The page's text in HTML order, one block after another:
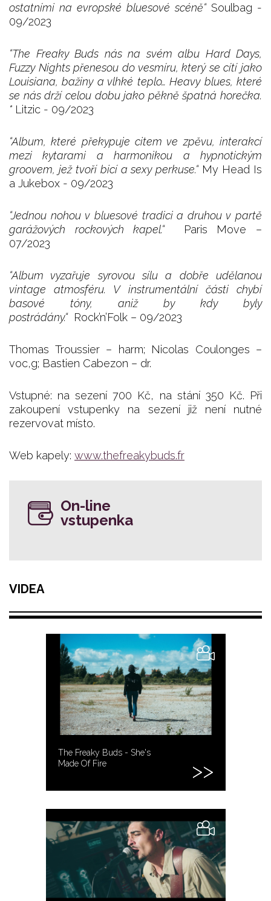
ostatními na evropské bluesové scéně“Soulbag -
09/2023
“The Freaky Buds nás na svém albu Hard Days,
Fuzzy Nights přenesou do vesmíru, který se cítí jako
Louisiana, bažiny a vlhké teplo… Heavy blues, které
se nás drží celou dobu jako pěkně špatná horečka.
" Litzic - 09/2023
“Album, které překypuje citem ve zpěvu, interakcí
mezi kytarami a harmonikou a hypnotickým
groovem, jež tvoří bicí a sexy perkuse.“My Head Is
a Jukebox - 09/2023
“Jednou nohou v bluesové tradici a druhou v partě
garážových rockových kapel.“Paris Move –
07/2023
“Album vyzařuje syrovou sílu a dobře udělanou
vintage atmosféru. V instrumentální části chybí
basové tóny, aniž by kdy byly
postrádány.“Rock’n’Folk – 09/2023
Thomas Troussier – harm; Nicolas Coulonges –
voc,g; Bastien Cabezon – dr.
Vstupné: na sezení 700 Kč, na stání 350 Kč. Při
zakoupení vstupenky na sezení již není nutné
rezervovat místo.
Web kapely: www.thefreakybuds.fr
On-line
vstupenka
VIDEA
The Freaky Buds - She's
Made Of Fire